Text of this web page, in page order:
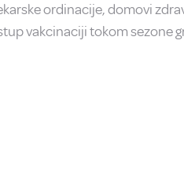
ordinacije, domovi
vakcinaciji tokom sezone